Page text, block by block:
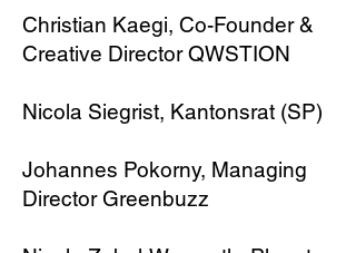
Christian Kaegi, Co-Founder &
Creative Director QWSTION
Nicola Siegrist, Kantonsrat (SP)
Johannes Pokorny, Managing
Director Greenbuzz